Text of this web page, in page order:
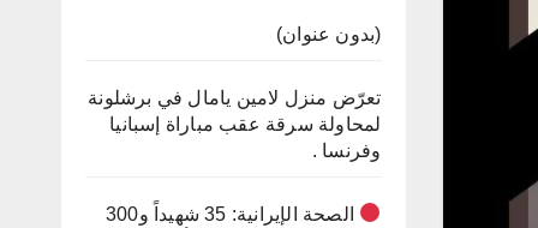
(بدون عنوان)
تعرّض منزل لامين يامال في برشلونة
لمحاولة سرقة عقب مباراة إسبانيا
وفرنسا .
الصحة الإيرانية: 35 شهيداً و300